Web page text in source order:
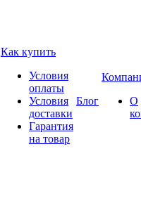
Как купить
Условия
оплаты
Условия
доставки
Гарантия
на товар
Блог
О